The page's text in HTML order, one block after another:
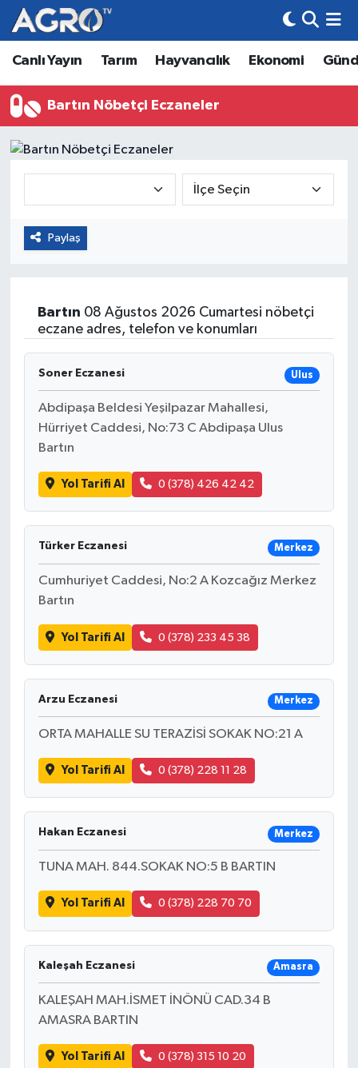
Canlı Yayın Tarım Hayvancılık Ekonomi
Bartın Nöbetçi Eczaneler
Paylaş
Bartın 08 Ağustos 2026 Cumartesi nöbetçi
eczane adres, telefon ve konumları
Soner Eczanesi Ulus
Abdipaşa Beldesi Yeşilpazar Mahallesi,
Hürriyet Caddesi, No:73 C Abdipaşa Ulus
Bartın
Yol Tarifi Al 0 (378) 426 42 42
Türker Eczanesi Merkez
Cumhuriyet Caddesi, No:2 A Kozcağız Merkez
Bartın
Yol Tarifi Al 0 (378) 233 45 38
Arzu Eczanesi Merkez
ORTA MAHALLE SU TERAZİSİ SOKAK NO:21 A
Yol Tarifi Al 0 (378) 228 11 28
Hakan Eczanesi Merkez
TUNA MAH. 844.SOKAK NO:5 B BARTIN
Yol Tarifi Al 0 (378) 228 70 70
Kaleşah Eczanesi Amasra
KALEŞAH MAH.İSMET İNÖNÜ CAD.34 B
AMASRA BARTIN
Yol Tarifi Al 0 (378) 315 10 20
Hava Durumu
Trafik Durumu
Süper Lig Puan Durumu ve Fikstür
Son Dakika Haberleri